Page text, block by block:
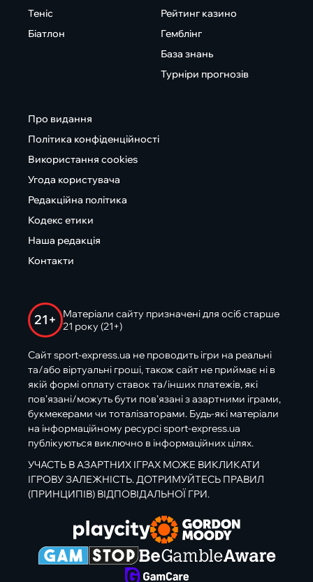
Теніс
Біатлон
Рейтинг казино
Гемблінг
База знань
Турніри прогнозів
Про видання
Політика конфіденційності
Використання cookies
Угода користувача
Редакційна політика
Кодекс етики
Наша редакція
Контакти
21+
Матеріали сайту призначені для осіб старше
21 року (21+)
Сайт sport-express.ua не проводить ігри на реальні
та/або віртуальні гроші, також сайт не приймає ні в
якій формі оплату ставок та/інших платежів, які
пов’язані/можуть бути пов’язані з азартними іграми,
букмекерами чи тоталізаторами. Будь-які матеріали
на інформаційному ресурсі sport-express.ua
публікуються виключно в інформаційних цілях.
УЧАСТЬ В АЗАРТНИХ ІГРАХ МОЖЕ ВИКЛИКАТИ
ІГРОВУ ЗАЛЕЖНІСТЬ. ДОТРИМУЙТЕСЬ ПРАВИЛ
(ПРИНЦИПІВ) ВІДПОВІДАЛЬНОЇ ГРИ.